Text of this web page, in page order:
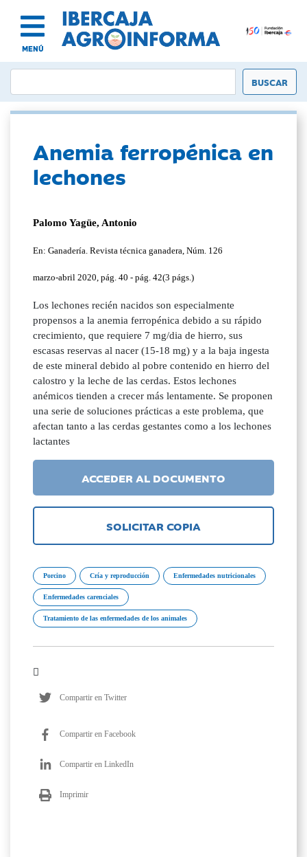
MENÚ
Anemia ferropénica en
lechones
Palomo Yagüe, Antonio
En: Ganadería. Revista técnica ganadera, Núm. 126
marzo-abril 2020, pág. 40 - pág. 42(3 págs.)
Los lechones recién nacidos son especialmente
propensos a la anemia ferropénica debido a su rápido
crecimiento, que requiere 7 mg/dia de hierro, sus
escasas reservas al nacer (15-18 mg) y a la baja ingesta
de este mineral debido al pobre contenido en hierro del
calostro y la leche de las cerdas. Estos lechones
anémicos tienden a crecer más lentamente. Se proponen
una serie de soluciones prácticas a este problema, que
afectan tanto a las cerdas gestantes como a los lechones
lactantes
ACCEDER AL DOCUMENTO
SOLICITAR COPIA
Porcino Cría y reproducción Enfermedades nutricionales
Enfermedades carenciales
Tratamiento de las enfermedades de los animales
Compartir en Twitter
Compartir en Facebook
Compartir en LinkedIn
Imprimir